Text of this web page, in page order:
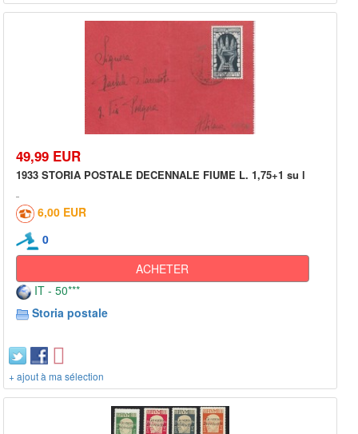
49,99 EUR
1933 STORIA POSTALE DECENNALE FIUME L. 1,75+1 su l
6,00 EUR
0
ACHETER
IT - 50***
Storia postale
+ ajout à ma sélection